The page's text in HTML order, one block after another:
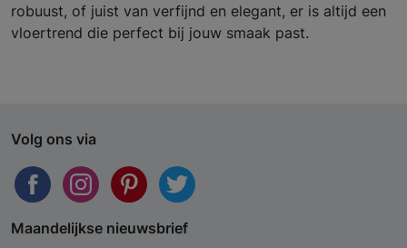
robuust, of juist van verfijnd en elegant, er is altijd een
vloertrend die perfect bij jouw smaak past.
Volg ons via
Maandelijkse nieuwsbrief